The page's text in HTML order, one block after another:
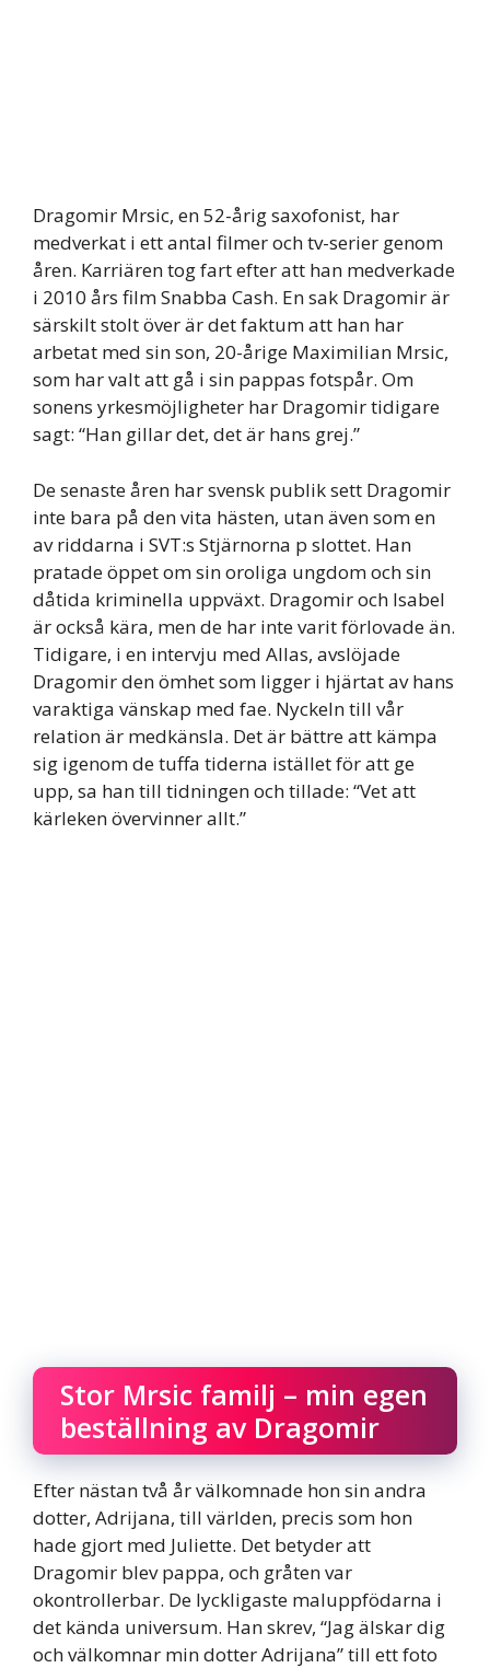
Dragomir Mrsic, en 52-årig saxofonist, har
medverkat i ett antal filmer och tv-serier genom
åren. Karriären tog fart efter att han medverkade
i 2010 års film Snabba Cash. En sak Dragomir är
särskilt stolt över är det faktum att han har
arbetat med sin son, 20-årige Maximilian Mrsic,
som har valt att gå i sin pappas fotspår. Om
sonens yrkesmöjligheter har Dragomir tidigare
sagt: “Han gillar det, det är hans grej.”
De senaste åren har svensk publik sett Dragomir
inte bara på den vita hästen, utan även som en
av riddarna i SVT:s Stjärnorna p slottet. Han
pratade öppet om sin oroliga ungdom och sin
dåtida kriminella uppväxt. Dragomir och Isabel
är också kära, men de har inte varit förlovade än.
Tidigare, i en intervju med Allas, avslöjade
Dragomir den ömhet som ligger i hjärtat av hans
varaktiga vänskap med fae. Nyckeln till vår
relation är medkänsla. Det är bättre att kämpa
sig igenom de tuffa tiderna istället för att ge
upp, sa han till tidningen och tillade: “Vet att
kärleken övervinner allt.”
Stor Mrsic familj – min egen
beställning av Dragomir
Efter nästan två år välkomnade hon sin andra
dotter, Adrijana, till världen, precis som hon
hade gjort med Juliette. Det betyder att
Dragomir blev pappa, och gråten var
okontrollerbar. De lyckligaste maluppfödarna i
det kända universum. Han skrev, “Jag älskar dig
och välkomnar min dotter Adrijana” till ett foto